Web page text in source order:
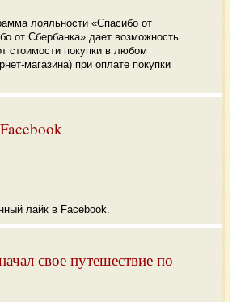
лояльности «Спасибо от
от Сбербанка» дает возможность
стоимости покупки в любом
магазина) при оплате покупки
лайк в Facebook.
свое путешествие по